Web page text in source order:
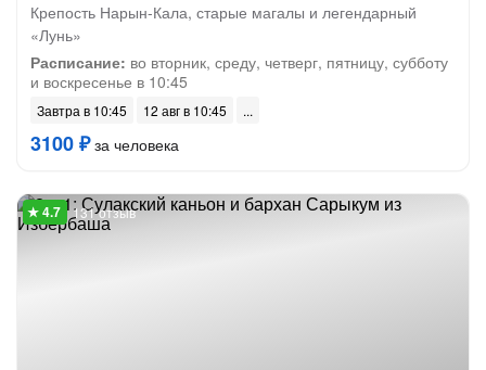
Крепость Нарын-Кала, старые магалы и легендарный
«Лунь»
Расписание: во вторник, среду, четверг, пятницу, субботу
и воскресенье в 10:45
Завтра в 10:45 12 авг в 10:45
3100 ₽за человека
131 отзыв